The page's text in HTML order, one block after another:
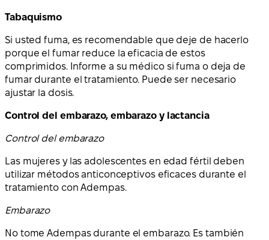
Tabaquismo
Si usted fuma, es recomendable que deje de hacerlo
porque el fumar reduce la eficacia de estos
comprimidos. Informe a su médico si fuma o deja de
fumar durante el tratamiento. Puede ser necesario
ajustar la dosis.
Control del embarazo, embarazo y lactancia
Control del embarazo
Las mujeres y las adolescentes en edad fértil deben
utilizar métodos anticonceptivos eficaces durante el
tratamiento con Adempas.
Embarazo
No tome Adempas durante el embarazo. Es también